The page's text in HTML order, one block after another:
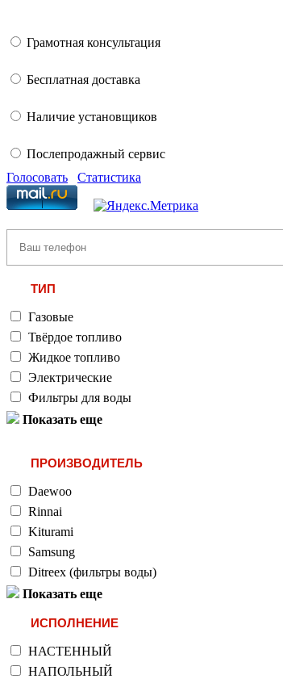
Грамотная консультация
Бесплатная доставка
Наличие установщиков
Послепродажный сервис
Голосовать
Статистика
ТИП
Газовые
Твёрдое топливо
Жидкое топливо
Электрические
Фильтры для воды
Показать еще
ПРОИЗВОДИТЕЛЬ
Daewoo
Rinnai
Kiturami
Samsung
Ditreex (фильтры воды)
Показать еще
ИСПОЛНЕНИЕ
НАСТЕННЫЙ
НАПОЛЬНЫЙ